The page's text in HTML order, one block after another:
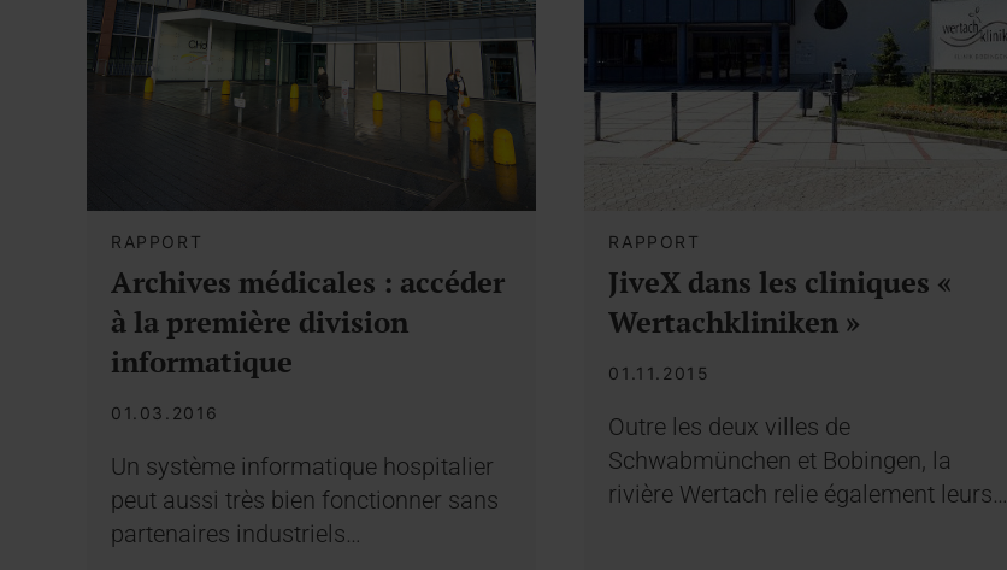
RAPPORT
Archives médicales : accéder
à la première division
informatique
01.03.2016
Un système informatique hospitalier
peut aussi très bien fonctionner sans
partenaires industriels…
RAPPORT
JiveX dans les cliniques «
Wertachkliniken »
01.11.2015
Outre les deux villes de
Schwabmünchen et Bobingen, la
rivière Wertach relie également leurs…